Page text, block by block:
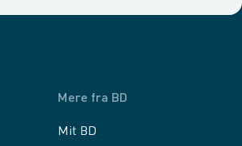
Mere fra BD
Mit BD